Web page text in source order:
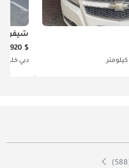
$ 5,920
دبي خليجي